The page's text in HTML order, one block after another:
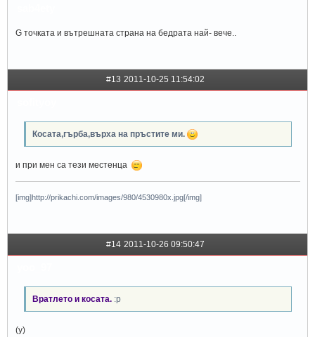
G точката и вътрешната страна на бедрата най- вече..
#13 2011-10-25 11:54:02
Косата,гърба,върха на пръстите ми.
и при мен са тези местенца
[img]http://prikachi.com/images/980/4530980x.jpg[/img]
#14 2011-10-26 09:50:47
Вратлето и косата. :p
(y)